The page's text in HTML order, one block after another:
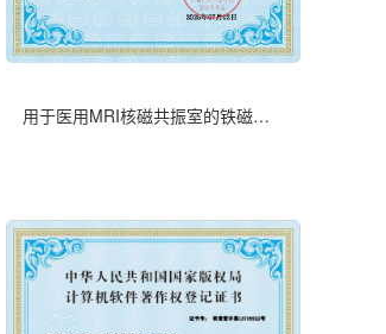
用于医用MRI核磁共振室的铁磁物检测APP--软著证书